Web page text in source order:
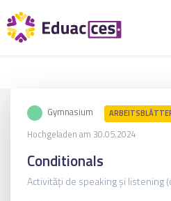
Gymnasium
Hochgeladen am 30.05.2024
Conditionals
Activități de speaking și listening